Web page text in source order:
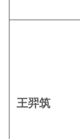
王羿筑